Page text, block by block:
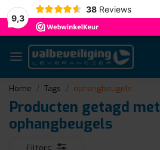
9,3
38 Reviews
Home Tags ophangbeugels
Producten getagd met
ophangbeugels